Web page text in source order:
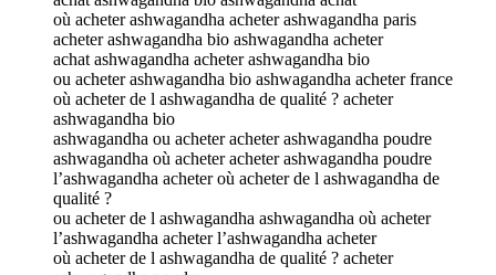
où acheter ashwagandha acheter ashwagandha paris
acheter ashwagandha bio ashwagandha acheter
achat ashwagandha acheter ashwagandha bio
ou acheter ashwagandha bio ashwagandha acheter france
où acheter de l ashwagandha de qualité ? acheter
ashwagandha bio
ashwagandha ou acheter acheter ashwagandha poudre
ashwagandha où acheter acheter ashwagandha poudre
l’ashwagandha acheter où acheter de l ashwagandha de
qualité ?
ou acheter de l ashwagandha ashwagandha où acheter
l’ashwagandha acheter l’ashwagandha acheter
où acheter de l ashwagandha de qualité ? acheter